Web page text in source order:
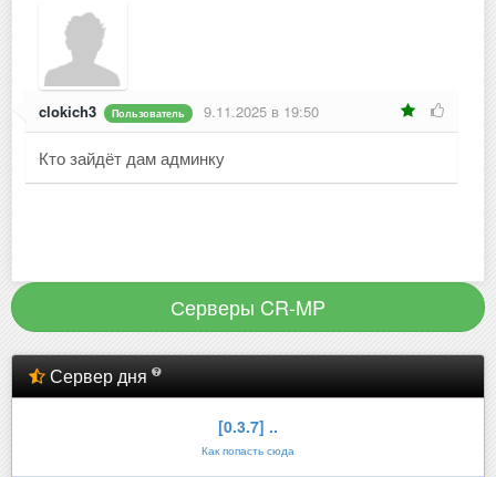
clokich3 Пользователь 9.11.2025 в 19:50
Кто зайдёт дам админку
Серверы CR-MP
Сервер дня
[0.3.7] ..
Как попасть сюда